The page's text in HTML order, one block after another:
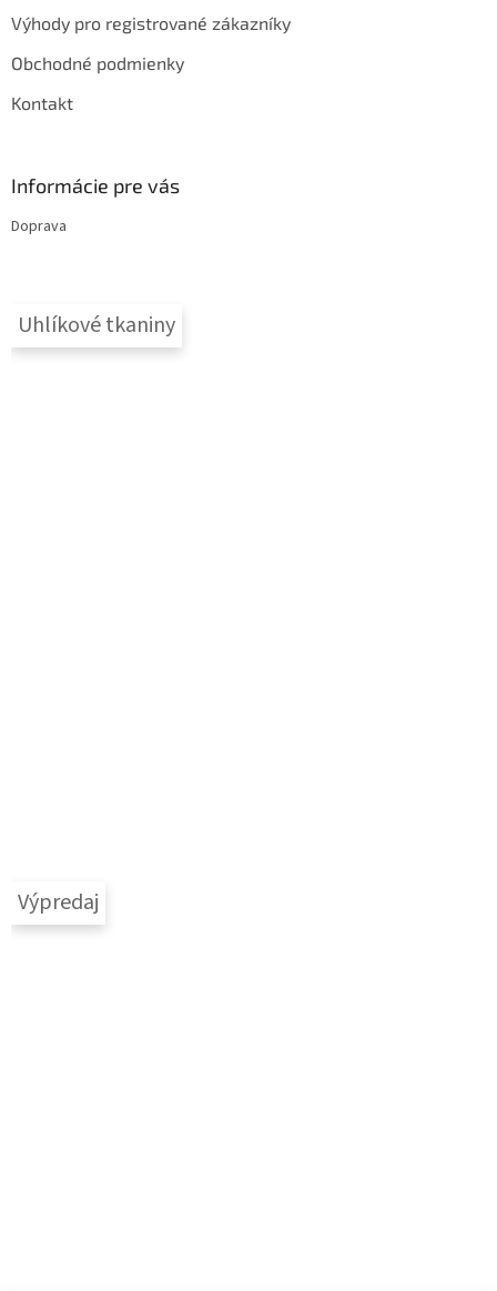
Výhody pro registrované zákazníky
Obchodné podmienky
Kontakt
Informácie pre vás
Doprava
Uhlíkové tkaniny
Výpredaj